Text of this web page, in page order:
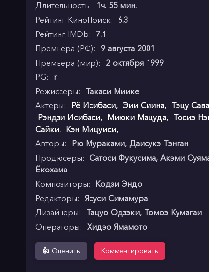
Длительность:
1ч. 55 мин.
Рейтинг КиноПоиск:
6.3
Рейтинг IMDb:
7.1
Премьера (РФ):
9 августа 2001
Премьера (мир):
2 октября 1999
PG:
r
Режиссеры:
Такаси Миике
Актеры:
Рё Исибаси, Эии Сиина, Тэцу
Рэндзи Исибаси, Миюки Мацуда, Тосиэ
Сайки, Кэн Мицуиси,
Авторы:
Рю Мураками, Даисукэ Тэнган
Продюсеры: Сатоси Фукусима, Акэми
Ёкохама
Композиторы:
Кодзи Эндо
Редакторы: Ясуси Симамура
Дизайнеры:
Тацуо Одзэки, Томоэ Кумагаи
Операторы: Хидэо Ямамото
👍 Оценить Комментировать